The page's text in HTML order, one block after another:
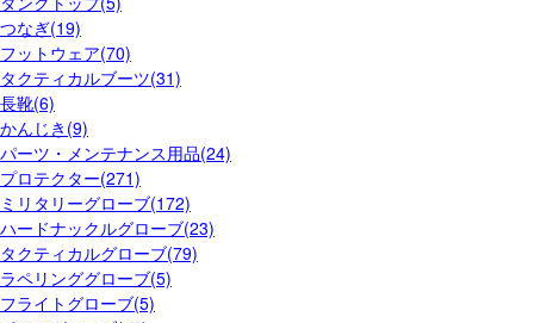
つなぎ(19)
フットウェア(70)
タクティカルブーツ(31)
長靴(6)
かんじき(9)
パーツ・メンテナンス用品(24)
プロテクター(271)
ミリタリーグローブ(172)
ハードナックルグローブ(23)
タクティカルグローブ(79)
ラペリンググローブ(5)
フライトグローブ(5)